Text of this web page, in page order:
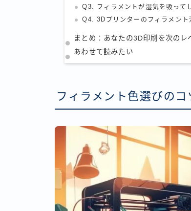
Q3. フィラメントが湿気を吸って
Q4. 3Dプリンターのフィラメン
まとめ：あなたの3D印刷を次のレ
あわせて読みたい
フィラメント色選びのコ